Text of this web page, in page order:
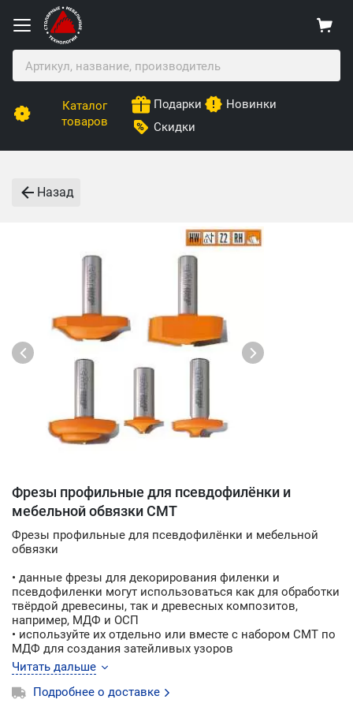
Каталог
товаров
Подарки
Новинки
Скидки
Назад
Фрезы профильные для псевдофилёнки и
мебельной обвязки CMT
Фрезы профильные для псевдофилёнки и мебельной
обвязки
• данные фрезы для декорирования филенки и
псевдофиленки могут использоваться как для обработки
твёрдой древесины, так и древесных композитов,
например, МДФ и ОСП
• используйте их отдельно или вместе с набором CMT по
МДФ для создания затейливых узоров
• эти декоративные фрезы без обгонного подшипника
предназначены для изготовления и декорирования
мебельных фасадов
Читать дальше
Подробнее о доставке